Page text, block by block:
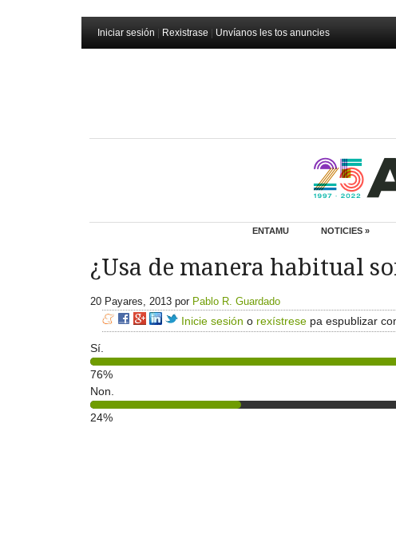
Iniciar sesión Rexistrase Unvíanos les tos anuncies
ENTAMU NOTICIES »
¿Usa de manera habitual
20 Payares, 2013 por Pablo R. Guardado
Inicie sesión o rexístrese pa espublizar
Sí.
76%
Non.
24%